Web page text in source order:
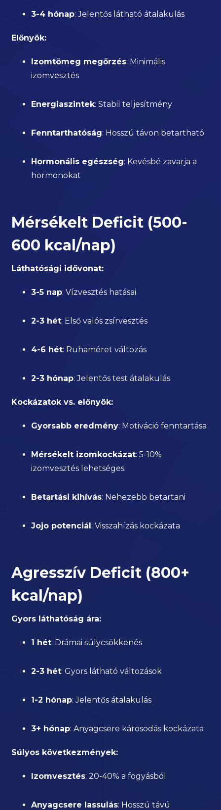
3-4 hónap: Jelentős látható átalakulás
Előnyök:
Izomtömeg megőrzés: Minimális
izomvesztés
Energiaszintek: Stabil teljesítmény
Fenntarthatóság: Hosszú távon betartható
Hormonális egészség: Kevésbé zavarja a
hormonokat
Mérsékelt Deficit (500-
600 kcal/nap)
Láthatósági idővonat:
3-5 nap: Vízvesztés hatásai
2-3 hét: Első valós zsírvesztés
4-6 hét: Ruhaméret változás
2-3 hónap: Jelentős test átalakulás
Kockázatok vs. előnyök:
Gyorsabb eredmény: Motiváció fenntartása
Mérsékelt izomkockázat: 5-10%
izomvesztés lehetséges
Betartási kihívás: Nehezebb betartani
Jojo potenciál: Visszahízás kockázata
Agresszív Deficit (800+
kcal/nap)
Gyors láthatóság ára:
1 hét: Drámai súlycsökkenés
2-3 hét: Gyors látható változások
1-2 hónap: Jelentős átalakulás
3+ hónap: Anyagcsere károsodás kockázata
Súlyos következmények:
Izomvesztés: 20-40% a fogyásból
Anyagcsere lassulás: Hosszú távú